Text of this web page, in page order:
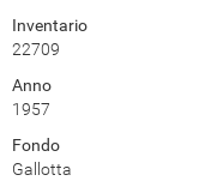
Inventario
22709
Anno
1957
Fondo
Gallotta